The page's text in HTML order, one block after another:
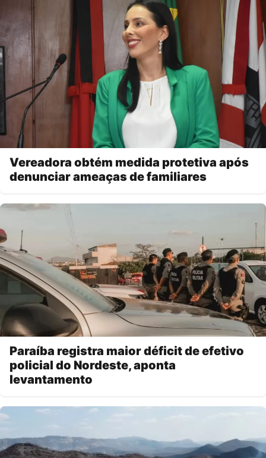
Vereadora obtém medida protetiva após
denunciar ameaças de familiares
Paraíba registra maior déficit de efetivo
policial do Nordeste, aponta
levantamento